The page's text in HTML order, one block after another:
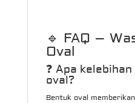
🔹 FAQ –
Oval
❓ Apa
oval?
Bentuk oval